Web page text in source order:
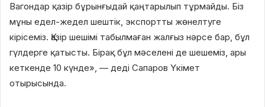
Вагондар қазір бұрынғыдай қаңтарылып тұрмайды. Біз
мұны едел-жедел шештік, экспортты жөнелтуге
кірісеміз. Қазір шешімі табылмаған жалғыз нәрсе бар, бұл
гүлдерге қатысты. Бірақ бұл мәселені де шешеміз, ары
кеткенде 10 күнде», — деді Сапаров Үкімет
отырысында.